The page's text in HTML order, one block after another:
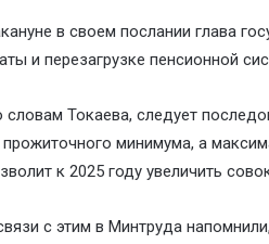
в своем послании глава
и перезагрузке пенсионной
словам Токаева, следует
прожиточного минимума, а
к 2025 году увеличить
с этим в Минтруда